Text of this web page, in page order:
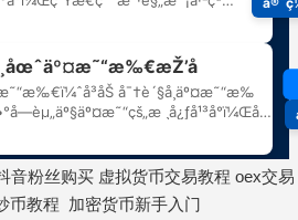
音粉丝购买 虚拟货币交易教程 oex交易
币教程 加密货币新手入门